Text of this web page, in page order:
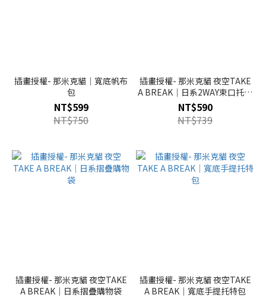
插畫授權- 那米克貓｜寬底帆布
包
NT$599
NT$750
插畫授權- 那米克貓 夜空TAKE
A BREAK｜日系2WAY束口托特
包
NT$590
NT$739
插畫授權- 那米克貓 夜空TAKE
A BREAK｜日系摺疊購物袋
插畫授權- 那米克貓 夜空TAKE
A BREAK｜寬底手提托特包